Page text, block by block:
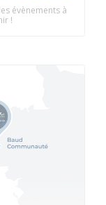
évènements à
!